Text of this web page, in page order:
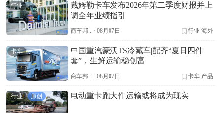
行业
戴姆勒卡车发布2026年第二季度财报并上
调全年业绩指引
商车邦... · 08月07日 行业 海外
卡车
中国重汽豪沃TS冷藏车|配齐“夏日四件
套”，生鲜运输稳创富
商车邦... · 08月07日 卡车 产品
行业 原创 电动重卡跑大件运输或将成为现实